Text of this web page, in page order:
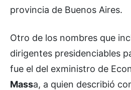
provincia de Buenos Aires.
Otro de los nombres que
dirigentes presidenciables
fue el del exministro de
Massa, a quien describió